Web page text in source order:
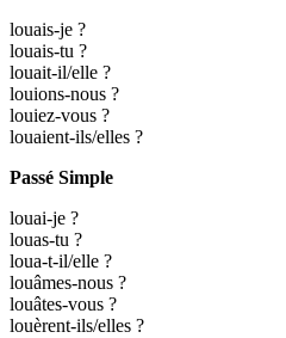
louais-je ?
louais-tu ?
louait-il/elle ?
louions-nous ?
louiez-vous ?
louaient-ils/elles ?
Passé Simple
louai-je ?
louas-tu ?
loua-t-il/elle ?
louâmes-nous ?
louâtes-vous ?
louèrent-ils/elles ?